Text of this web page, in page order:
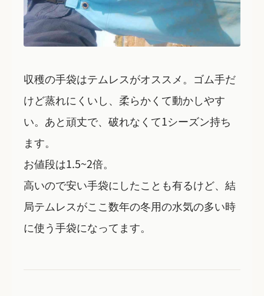
収穫の手袋はテムレスがオススメ。ゴム手だ
けど蒸れにくいし、柔らかくて動かしやす
い。あと頑丈で、破れなくて1シーズン持ち
ます。
お値段は1.5~2倍。
高いので安い手袋にしたことも有るけど、結
局テムレスがここ数年の冬用の水気の多い時
に使う手袋になってます。